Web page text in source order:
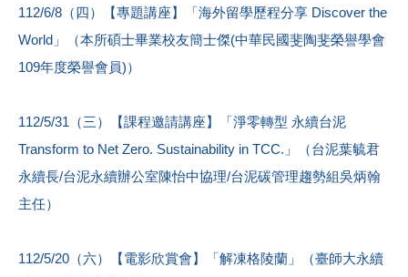
112/6/8（四）【專題講座】「海外留學歷程分享 Discover the
World」（本所碩士畢業校友簡士傑(中華民國斐陶斐榮譽學會
109年度榮譽會員)）
112/5/31（三）【課程邀請講座】「淨零轉型 永續台泥
Transform to Net Zero. Sustainability in TCC.」（台泥葉毓君
永續長/台泥永續辦公室陳怡中協理/台泥碳管理趨勢組吳炳翰
主任）
112/5/20（六）【電影欣賞會】「解凍格陵蘭」（臺師大永續